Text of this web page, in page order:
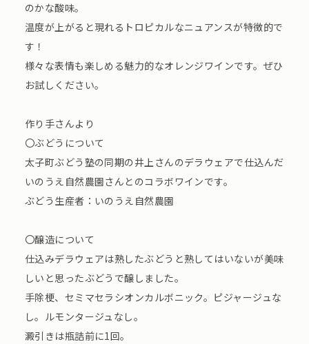
のかな酸味。
温度が上がると現れるトロピカルなニュアンスが特徴的で
す！
様々な表情も楽しめる魅力的なオレンジワインです。ぜひ
お試しください。
作り手さんより
〇ぶどうについて
太子町ぶどう塾の同期の井上さんのデラウェアで仕込んだ
いのうえ自然農園さんとのコラボワインです。
ぶどう生産者：いのうえ自然農園
〇醸造について
仕込みデラウェアは熟したぶどうと熟してはいないが美味
しいと思ったぶどうで醸しました。
手除梗、セミマセラシオンカルボニック。ピジャージュな
し。ルモンタージュなし。
澱引きは瓶詰前に1回。